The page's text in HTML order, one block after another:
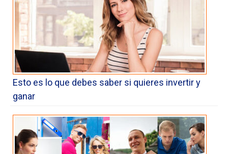
Esto es lo que debes saber si quieres invertir y
ganar